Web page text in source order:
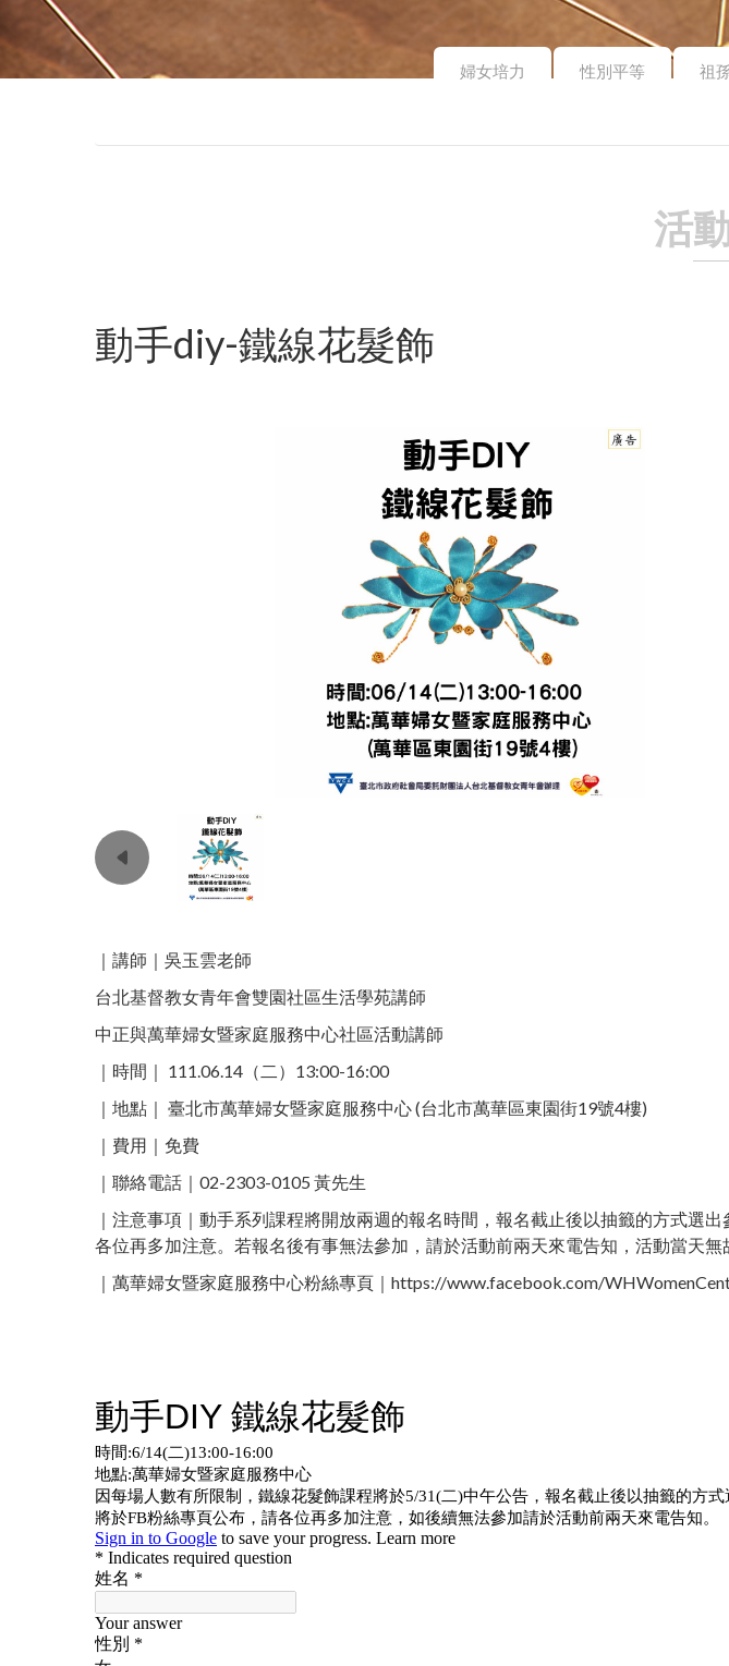
婦女培力 性別平等 祖
活
動手diy-鐵線花髮飾
｜講師｜吳玉雲老師
台北基督教女青年會雙園社區生活學苑講師
中正與萬華婦女暨家庭服務中心社區活動講師
｜時間｜ 111.06.14（二）13:00-16:00​
｜地點｜ 臺北市萬華婦女暨家庭服務中心 (台北市萬華區東園街19號4樓)​
｜費用｜免費
｜聯絡電話｜02-2303-0105 黃先生 ​
｜注意事項｜動手系列課程將開放兩週的報名時間，報名截止後以抽籤的方式選
各位再多加注意。若報名後有事無法參加，請於活動前兩天來電告知，活動當天無
｜萬華婦女暨家庭服務中心粉絲專頁｜https://www.facebook.com/